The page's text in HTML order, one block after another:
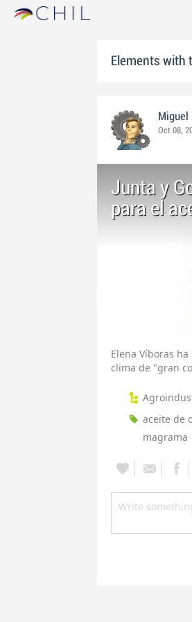
Elements with
Miguel
Oct 08,
Junta y
para el
Elena Víboras
clima de "gran
aceite de
magrama